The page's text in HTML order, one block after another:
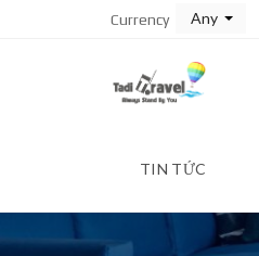
Currency Any
TIN TỨC